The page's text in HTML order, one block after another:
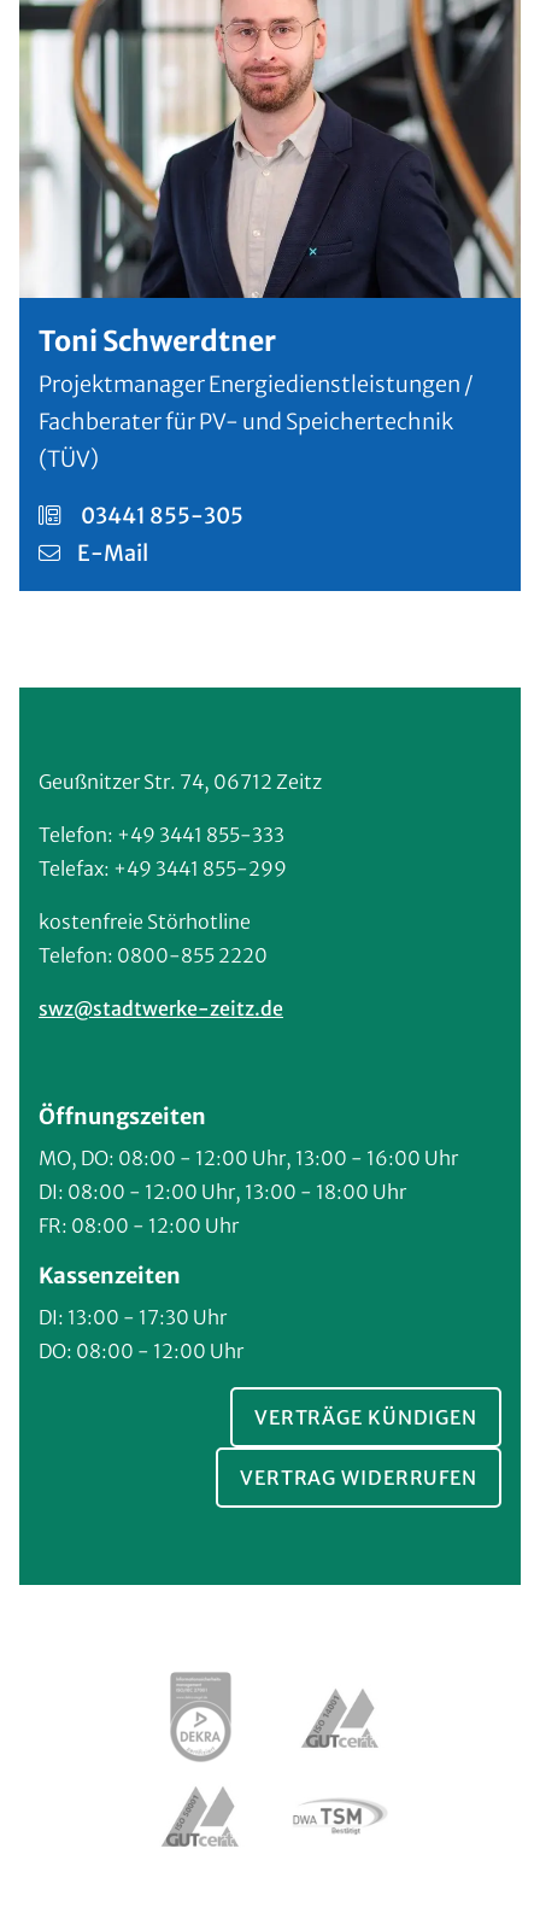
Toni Schwerdtner
Projektmanager Energiedienstleistungen /
Fachberater für PV- und Speichertechnik
(TÜV)
03441 855-305
E-Mail
Geußnitzer Str. 74, 06712 Zeitz
Telefon: +49 3441 855-333
Telefax: +49 3441 855-299
kostenfreie Störhotline
Telefon: 0800-855 2220
swz@stadtwerke-zeitz.de
Öffnungszeiten
MO, DO: 08:00 - 12:00 Uhr, 13:00 - 16:00 Uhr
DI: 08:00 - 12:00 Uhr, 13:00 - 18:00 Uhr
FR: 08:00 - 12:00 Uhr
Kassenzeiten
DI: 13:00 - 17:30 Uhr
DO: 08:00 - 12:00 Uhr
VERTRÄGE KÜNDIGEN
VERTRAG WIDERRUFEN